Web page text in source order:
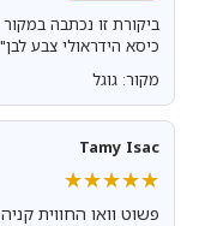
ביקורת זו נכתבה
כיסא הידראולי צבע
מקור: גוגל
Tamy Isac
★★★★★
★★★★★
פשוט וואו החווית